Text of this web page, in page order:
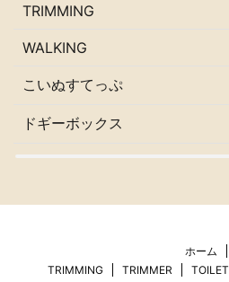
TRIMMING
WALKING
こいぬすてっぷ
ドギーボックス
ホーム
TRIMMING
TRIMMER TOILET